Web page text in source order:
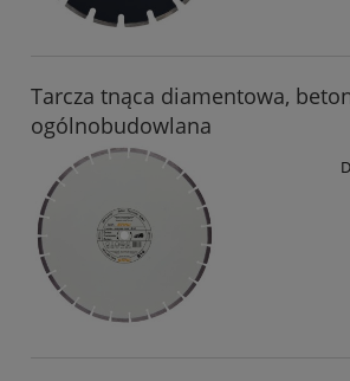
Tarcza tnąca diamentowa,
ogólnobudowlana